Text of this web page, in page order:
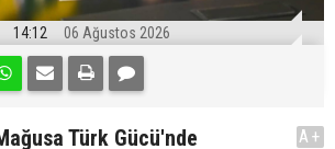
14:12 06 Ağustos 2026
Türk Gücü'nde
A+